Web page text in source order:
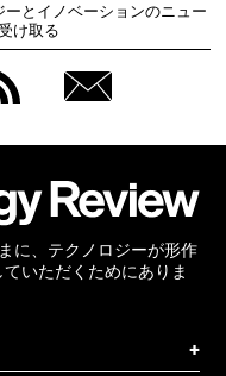
ーとイノベーションのニュー
け取る
に、テクノロジーが形作
いただくためにありま
+